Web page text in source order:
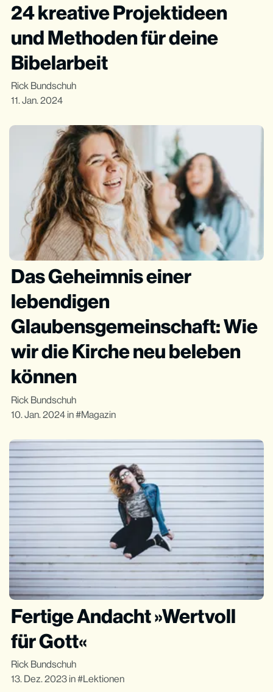
24 kreative Projektideen
und Methoden für deine
Bibelarbeit
Rick Bundschuh
11. Jan. 2024
Das Geheimnis einer
lebendigen
Glaubensgemeinschaft: Wie
wir die Kirche neu beleben
können
Rick Bundschuh
10. Jan. 2024 in Magazin
Fertige Andacht »Wertvoll
für Gott«
Rick Bundschuh
13. Dez. 2023 in Lektionen